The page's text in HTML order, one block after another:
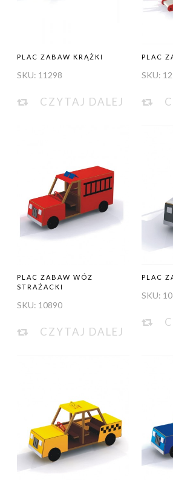
PLAC ZABAW KRĄŻKI
SKU: 11298
CZYTAJ DALEJ
PLAC
SKU:
PLAC ZABAW WÓZ
STRAŻACKI
SKU: 10890
CZYTAJ DALEJ
PLAC
SKU: